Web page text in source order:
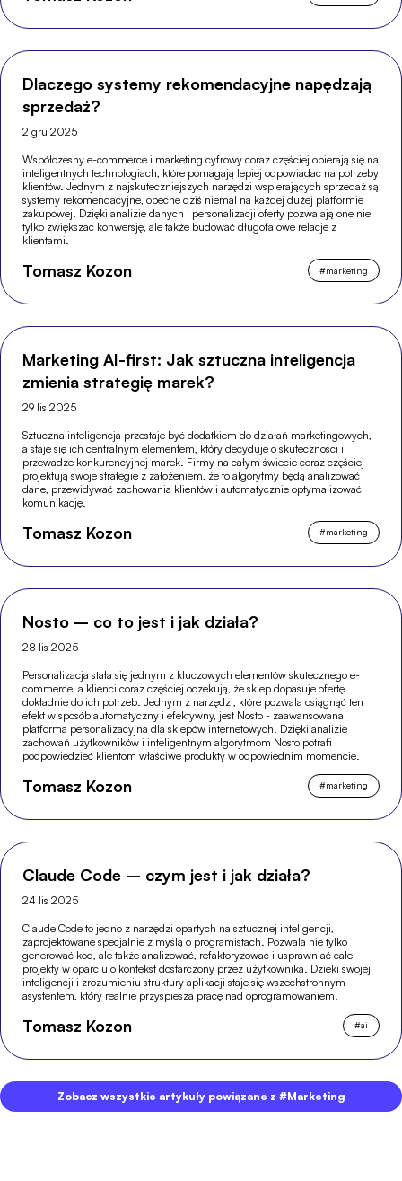
Dlaczego systemy rekomendacyjne napędzają
sprzedaż?
2 gru 2025
Współczesny e-commerce i marketing cyfrowy coraz częściej opierają się na
inteligentnych technologiach, które pomagają lepiej odpowiadać na potrzeby
klientów. Jednym z najskuteczniejszych narzędzi wspierających sprzedaż są
systemy rekomendacyjne, obecne dziś niemal na każdej dużej platformie
zakupowej. Dzięki analizie danych i personalizacji oferty pozwalają one nie
tylko zwiększać konwersję, ale także budować długofalowe relacje z
klientami.
Tomasz Kozon #marketing
Marketing AI-first: Jak sztuczna inteligencja
zmienia strategię marek?
29 lis 2025
Sztuczna inteligencja przestaje być dodatkiem do działań marketingowych,
a staje się ich centralnym elementem, który decyduje o skuteczności i
przewadze konkurencyjnej marek. Firmy na całym świecie coraz częściej
projektują swoje strategie z założeniem, że to algorytmy będą analizować
dane, przewidywać zachowania klientów i automatycznie optymalizować
komunikację.
Tomasz Kozon #marketing
Nosto – co to jest i jak działa?
28 lis 2025
Personalizacja stała się jednym z kluczowych elementów skutecznego e-
commerce, a klienci coraz częściej oczekują, że sklep dopasuje ofertę
dokładnie do ich potrzeb. Jednym z narzędzi, które pozwala osiągnąć ten
efekt w sposób automatyczny i efektywny, jest Nosto - zaawansowana
platforma personalizacyjna dla sklepów internetowych. Dzięki analizie
zachowań użytkowników i inteligentnym algorytmom Nosto potrafi
podpowiedzieć klientom właściwe produkty w odpowiednim momencie.
Tomasz Kozon #marketing
Claude Code – czym jest i jak działa?
24 lis 2025
Claude Code to jedno z narzędzi opartych na sztucznej inteligencji,
zaprojektowane specjalnie z myślą o programistach. Pozwala nie tylko
generować kod, ale także analizować, refaktoryzować i usprawniać całe
projekty w oparciu o kontekst dostarczony przez użytkownika. Dzięki swojej
inteligencji i zrozumieniu struktury aplikacji staje się wszechstronnym
asystentem, który realnie przyspiesza pracę nad oprogramowaniem.
Tomasz Kozon #ai
Zobacz wszystkie artykuły powiązane z #Marketing